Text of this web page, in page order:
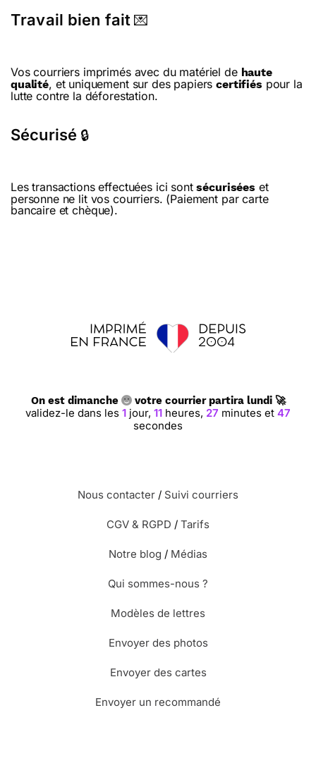
Travail bien fait 💌
Vos courriers imprimés avec du matériel de haute
qualité, et uniquement sur des papierscertifiés pour la
lutte contre la déforestation.
Sécurisé 🔒
Les transactions effectuées ici sontsécurisées et
personne ne lit vos courriers. (Paiement par carte
bancaire et chèque).
On est dimanche votre courrier partira lundi 🚀
validez-le dans les 1jour, 11heures, 27 minutes et 46
secondes
Nous contacter / Suivi courriers
CGV & RGPD / Tarifs
Notre blog / Médias
Qui sommes-nous ?
Modèles de lettres
Envoyer des photos
Envoyer des cartes
Envoyer un recommandé